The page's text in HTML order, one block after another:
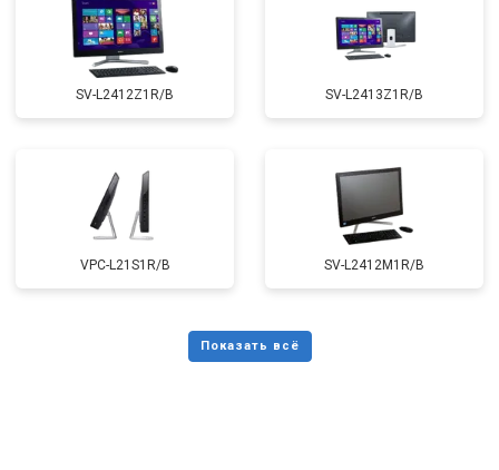
SV-L2412Z1R/B SV-L2413Z1R/B
VPC-L21S1R/B SV-L2412M1R/B